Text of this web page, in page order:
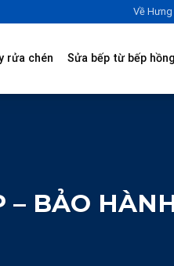
Về
rửa chén Sửa bếp từ bếp
BẢO